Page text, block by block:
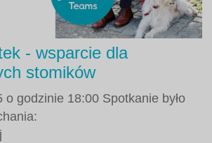
- wsparcie dla
stomików
o godzinie 18:00 Spotkanie było